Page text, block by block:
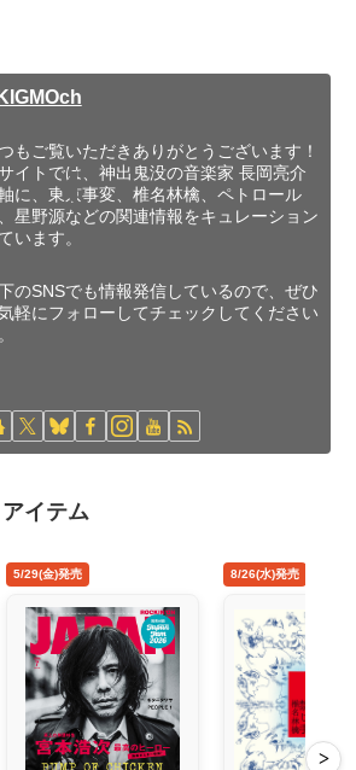
もご覧いただきありがとうございます！
イトでは、神出鬼没の音楽家 長岡亮介
に、東京事変、椎名林檎、ペトロール
星野源などの関連情報をキュレーション
います。
のSNSでも情報発信しているので、ぜひ
軽にフォローしてチェックしてください
イテム
>